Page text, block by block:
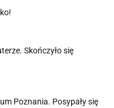
Skończyło się
Poznania. Posypały się